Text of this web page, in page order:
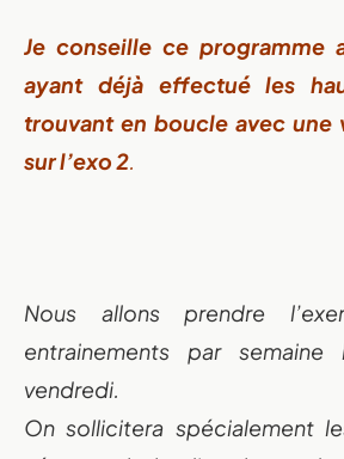
Je conseille ce programme
ayant déjà effectué les
trouvant en boucle avec une
sur l’exo 2.
Nous allons prendre
entrainements par semaine
vendredi.
On sollicitera spécialement